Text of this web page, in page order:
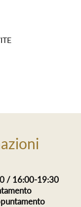
/ 16:00-19:30